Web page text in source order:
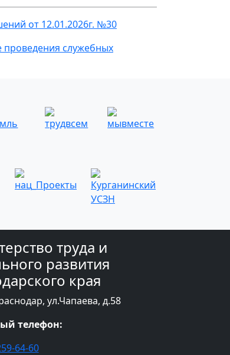
от 12.01.2026г. №30
служебных
труда и
развития
края
ул.Чапаева, д.58
телефон:
64-60